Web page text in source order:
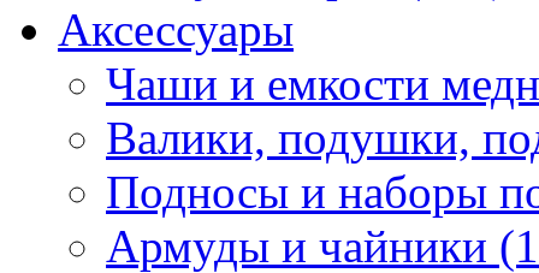
Аксессуары
Чаши и емкости
Валики, подушки,
Подносы и наборы
Армуды и чайники